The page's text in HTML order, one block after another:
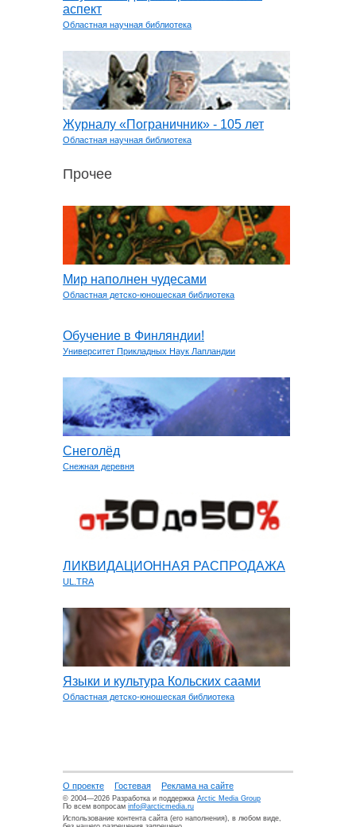
аспект
Областная научная библиотека
Журналу «Пограничник» - 105 лет
Областная научная библиотека
Прочее
Мир наполнен чудесами
Областная детско-юношеская библиотека
Обучение в Финляндии!
Университет Прикладных Наук Лапландии
Снеголёд
Снежная деревня
ЛИКВИДАЦИОННАЯ РАСПРОДАЖА
UL.TRA
Языки и культура Кольских саами
Областная детско-юношеская библиотека
О проекте Гостевая Реклама на сайте
© 2004—2026 Разработка и поддержка Arctic Media Group
По всем вопросам info@arcticmedia.ru
Использование контента сайта (его наполнения), в любом виде,